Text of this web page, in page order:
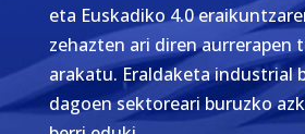
eta Euskadiko 4.0
zehazten ari diren aurrerapen
arakatu. Eraldaketa industrial
dagoen sektoreari buruzko